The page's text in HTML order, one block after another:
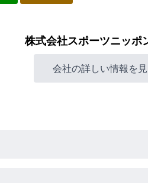
株式会社スポーツニッポ
会社の詳しい情報を